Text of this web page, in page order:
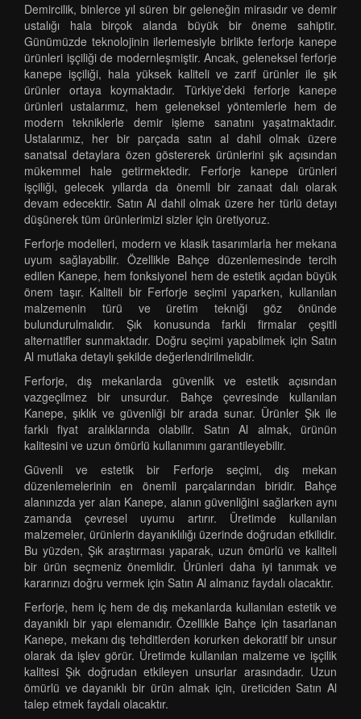
Demircilik, binlerce yıl süren bir geleneğin mirasıdır ve demir
ustalığı hala birçok alanda büyük bir öneme sahiptir.
Günümüzde teknolojinin ilerlemesiyle birlikte ferforje kanepe
ürünleri işçiliği de modernleşmiştir. Ancak, geleneksel ferforje
kanepe işçiliği, hala yüksek kaliteli ve zarif ürünler ile şık
ürünler ortaya koymaktadır. Türkiye’deki ferforje kanepe
ürünleri ustalarımız, hem geleneksel yöntemlerle hem de
modern tekniklerle demir işleme sanatını yaşatmaktadır.
Ustalarımız, her bir parçada satın al dahil olmak üzere
sanatsal detaylara özen göstererek ürünlerini şık açısından
mükemmel hale getirmektedir. Ferforje kanepe ürünleri
işçiliği, gelecek yıllarda da önemli bir zanaat dalı olarak
devam edecektir. Satın Al dahil olmak üzere her türlü detayı
düşünerek tüm ürünlerimizi sizler için üretiyoruz.
Ferforje modelleri, modern ve klasik tasarımlarla her mekana
uyum sağlayabilir. Özellikle Bahçe düzenlemesinde tercih
edilen Kanepe, hem fonksiyonel hem de estetik açıdan büyük
önem taşır. Kaliteli bir Ferforje seçimi yaparken, kullanılan
malzemenin türü ve üretim tekniği göz önünde
bulundurulmalıdır. Şık konusunda farklı firmalar çeşitli
alternatifler sunmaktadır. Doğru seçimi yapabilmek için Satın
Al mutlaka detaylı şekilde değerlendirilmelidir.
Ferforje, dış mekanlarda güvenlik ve estetik açısından
vazgeçilmez bir unsurdur. Bahçe çevresinde kullanılan
Kanepe, şıklık ve güvenliği bir arada sunar. Ürünler Şık ile
farklı fiyat aralıklarında olabilir. Satın Al almak, ürünün
kalitesini ve uzun ömürlü kullanımını garantileyebilir.
Güvenli ve estetik bir Ferforje seçimi, dış mekan
düzenlemelerinin en önemli parçalarından biridir. Bahçe
alanınızda yer alan Kanepe, alanın güvenliğini sağlarken aynı
zamanda çevresel uyumu artırır. Üretimde kullanılan
malzemeler, ürünlerin dayanıklılığı üzerinde doğrudan etkilidir.
Bu yüzden, Şık araştırması yaparak, uzun ömürlü ve kaliteli
bir ürün seçmeniz önemlidir. Ürünleri daha iyi tanımak ve
kararınızı doğru vermek için Satın Al almanız faydalı olacaktır.
Ferforje, hem iç hem de dış mekanlarda kullanılan estetik ve
dayanıklı bir yapı elemanıdır. Özellikle Bahçe için tasarlanan
Kanepe, mekanı dış tehditlerden korurken dekoratif bir unsur
olarak da işlev görür. Üretimde kullanılan malzeme ve işçilik
kalitesi Şık doğrudan etkileyen unsurlar arasındadır. Uzun
ömürlü ve dayanıklı bir ürün almak için, üreticiden Satın Al
talep etmek faydalı olacaktır.